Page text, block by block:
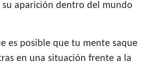
su aparición dentro del mundo
es posible que tu mente saque
en una situación frente a la